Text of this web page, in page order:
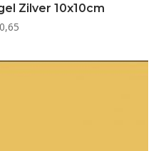
Zilver 10x10cm
0,65